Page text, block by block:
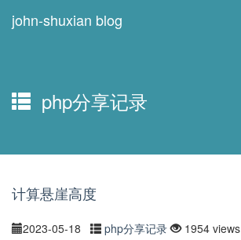
john-shuxian blog
php分享记录
计算悬崖高度
2023-05-18 php分享记录 1954 views